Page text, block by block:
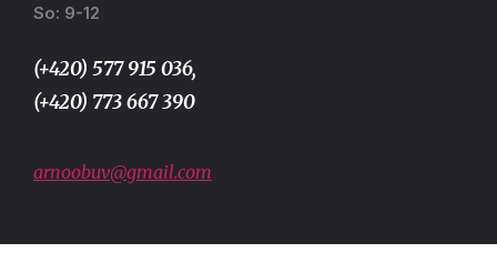
So: 9-12
(+420) 577 915 036,
(+420) 773 667 390
arnoobuv@gmail.com